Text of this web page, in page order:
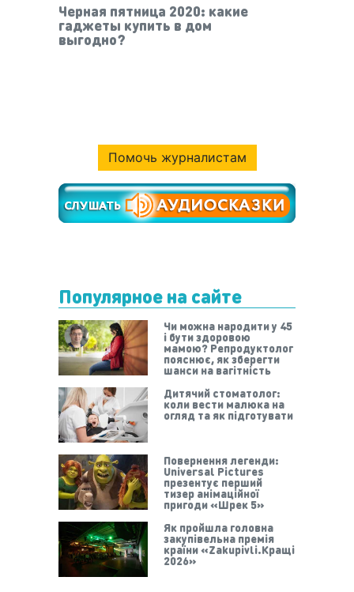
Черная пятница 2020: какие
гаджеты купить в дом
выгодно?
Помочь журналистам
Популярное на сайте
Чи можна народити у 45
і бути здоровою
мамою? Репродуктолог
пояснює, як зберегти
шанси на вагітність
Дитячий стоматолог:
коли вести малюка на
огляд та як підготувати
Повернення легенди:
Universal Pictures
презентує перший
тизер анімаційної
пригоди «Шрек 5»
Як пройшла головна
закупівельна премія
країни «Zakupivli.Кращі
2026»